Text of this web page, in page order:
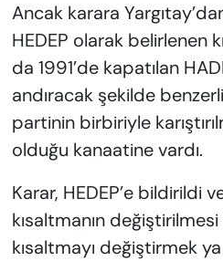
Ancak karara
HEDEP olarak belirlenen
da 1991’de kapatılan
andıracak şekilde
partinin birbiriyle
olduğu kanaatine vardı.
Karar, HEDEP’e bildirildi
kısaltmanın
kısaltmayı değiştirmek